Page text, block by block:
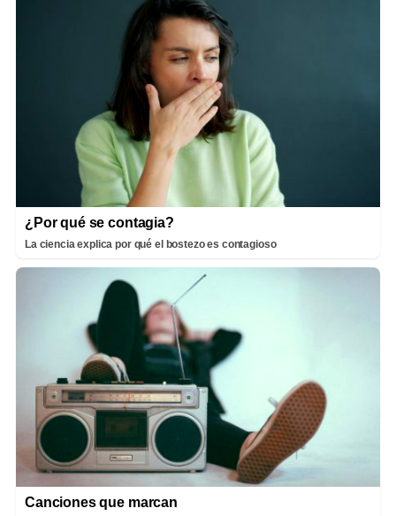
¿Por qué se contagia?
La ciencia explica por qué el bostezo es contagioso
Canciones que marcan